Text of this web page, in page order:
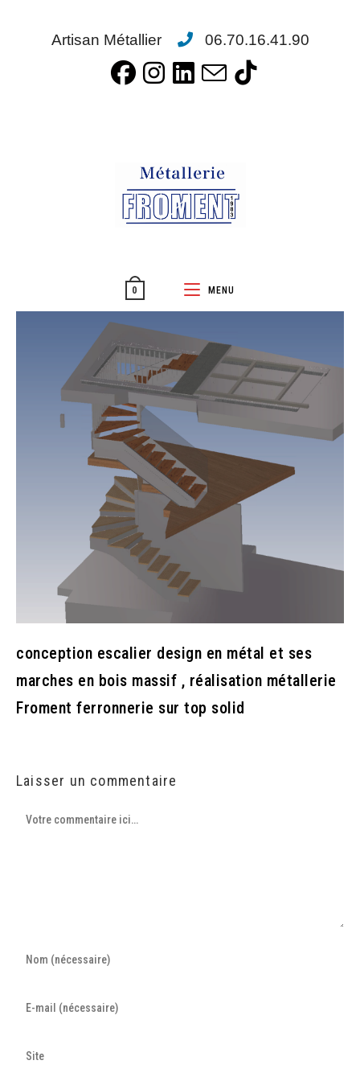
Artisan Métallier 06.70.16.41.90
0 MENU
conception escalier design en métal et ses
marches en bois massif , réalisation métallerie
Froment ferronnerie sur top solid
Laisser un commentaire